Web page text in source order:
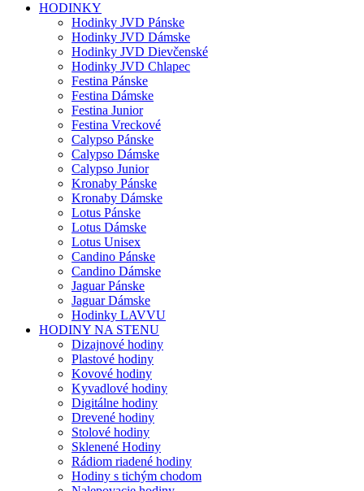
HODINKY
Hodinky JVD Pánske
Hodinky JVD Dámske
Hodinky JVD Dievčenské
Hodinky JVD Chlapec
Festina Pánske
Festina Dámske
Festina Junior
Festina Vreckové
Calypso Pánske
Calypso Dámske
Calypso Junior
Kronaby Pánske
Kronaby Dámske
Lotus Pánske
Lotus Dámske
Lotus Unisex
Candino Pánske
Candino Dámske
Jaguar Pánske
Jaguar Dámske
Hodinky LAVVU
HODINY NA STENU
Dizajnové hodiny
Plastové hodiny
Kovové hodiny
Kyvadlové hodiny
Digitálne hodiny
Drevené hodiny
Stolové hodiny
Sklenené Hodiny
Rádiom riadené hodiny
Hodiny s tichým chodom